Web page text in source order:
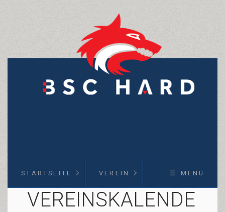
STARTSEITE VEREIN KURSE
☰ MENÜ
VEREINSKALENDE